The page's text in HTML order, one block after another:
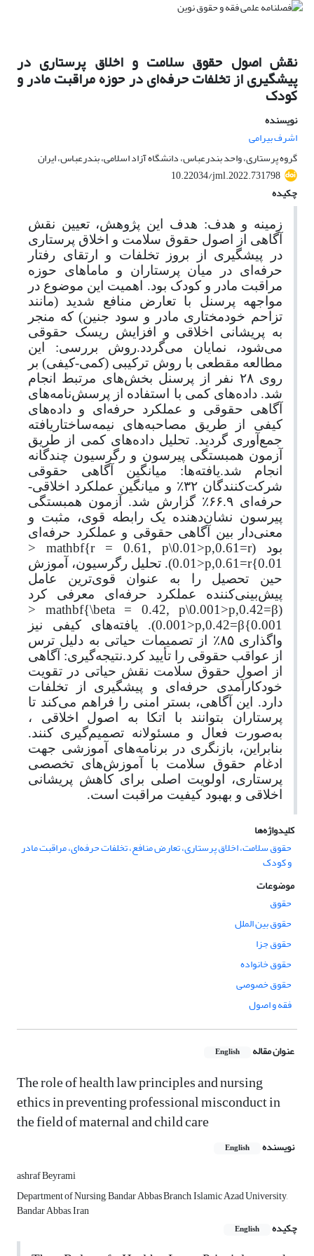
نقش اصول حقوق سلامت و اخلاق پرستاری در
پیشگیری از تخلفات حرفه‌ای در حوزه مراقبت مادر و
کودک
نویسنده
اشرف بیرامی
گروه پرستاری، واحد بندرعباس، دانشگاه آزاد اسلامی، بندرعباس، ایران
10.22034/jml.2022.731798
چکیده
زمینه و هدف: هدف این پژوهش، تعیین نقش
آگاهی از اصول حقوق سلامت و اخلاق پرستاری
در پیشگیری از بروز تخلفات و ارتقای رفتار
حرفه‌ای در میان پرستاران و ماماهای حوزه
مراقبت مادر و کودک بود. اهمیت این موضوع در
مواجهه پرسنل با تعارض منافع شدید (مانند
تزاحم خودمختاری مادر و سود جنین) که منجر
به پریشانی اخلاقی و افزایش ریسک حقوقی
می‌شود، نمایان می‌گردد.روش بررسی: این
مطالعه مقطعی با روش ترکیبی (کمی-کیفی) بر
روی ۲۸ نفر از پرسنل بخش‌های مرتبط انجام
شد. داده‌های کمی با استفاده از پرسش‌نامه‌های
آگاهی حقوقی و عملکرد حرفه‌ای و داده‌های
کیفی از طریق مصاحبه‌های نیمه‌ساختاریافته
جمع‌آوری گردید. تحلیل داده‌های کمی از طریق
آزمون همبستگی پیرسون و رگرسیون چندگانه
انجام شد.یافته‌ها: میانگین آگاهی حقوقی
شرکت‌کنندگان ۳۲
٪ و میانگین عملکرد اخلاقی-
حرفه‌ای ۶۶.۹
٪ گزارش شد. آزمون همبستگی
پیرسون نشان‌دهنده یک رابطه قوی، مثبت و
معنی‌دار بین آگاهی حقوقی و عملکرد حرفه‌ای
بود (r
=0.61,
p
<0.01\
mathbf{r = 0.61, p
<
0.01}
r
=0.61,
p
<0.01). تحلیل رگرسیون، آموزش
حین تحصیل را به عنوان قوی‌ترین عامل
پیش‌بینی‌کننده عملکرد حرفه‌ای معرفی کرد
(
β
=0.42,
p
<0.001\
mathbf{\beta = 0.42, p
<
0.001}
β
=0.42,
p
<0.001). یافته‌های کیفی نیز
واگذاری ۸۵
٪ از تصمیمات حیاتی به دلیل ترس
از عواقب حقوقی را تأیید کرد.نتیجه‌گیری: آگاهی
از اصول حقوق سلامت نقش حیاتی در تقویت
خودکارآمدی حرفه‌ای و پیشگیری از تخلفات
دارد. این آگاهی، بستر امنی را فراهم می‌کند تا
پرستاران بتوانند با اتکا به اصول اخلاقی ،
به‌صورت فعال و مسئولانه تصمیم‌گیری کنند.
بنابراین، بازنگری در برنامه‌های آموزشی جهت
ادغام حقوق سلامت با آموزش‌های تخصصی
پرستاری، اولویت اصلی برای کاهش پریشانی
اخلاقی و بهبود کیفیت مراقبت است.
کلیدواژه‌ها
حقوق سلامت، اخلاق پرستاری، تعارض منافع، تخلفات حرفه‌ای، مراقبت مادر
و کودک
موضوعات
حقوق
حقوق بین الملل
حقوق جزا
حقوق خانواده
حقوق خصوصی
فقه و اصول
عنوان مقاله English
The role of health law principles and nursing
ethics in preventing professional misconduct in
the field of maternal and child care
نویسنده English
ashraf Beyrami
Department of Nursing, Bandar Abbas Branch, Islamic Azad University,
Bandar Abbas, Iran
چکیده
English